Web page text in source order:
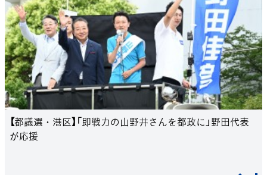
【都議選・港区】「即戦力の山野井さんを都政に」野田代表
が応援